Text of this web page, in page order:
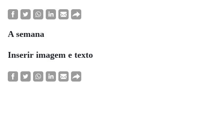
A semana
Inserir imagem e texto